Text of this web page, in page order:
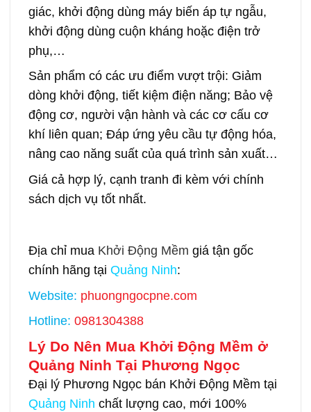
giác, khởi động dùng máy biến áp tự ngẫu,
khởi động dùng cuộn kháng hoặc điện trở
phụ,…
Sản phẩm có các ưu điểm vượt trội: Giảm
dòng khởi động, tiết kiệm điện năng; Bảo vệ
động cơ, người vận hành và các cơ cấu cơ
khí liên quan; Đáp ứng yêu cầu tự động hóa,
nâng cao năng suất của quá trình sản xuất…
Giá cả hợp lý, cạnh tranh đi kèm với chính
sách dịch vụ tốt nhất.
Địa chỉ mua Khởi Động Mềm giá tận gốc
chính hãng tạiQuảng Ninh:
Website: phuongngocpne.com
Hotline: 0981304388
Lý Do Nên Mua Khởi Động Mềm ở
Quảng Ninh Tại Phương Ngọc
Đại lý Phương Ngọc bán Khởi Động Mềm tại
Quảng Ninh chất lượng cao, mới 100%